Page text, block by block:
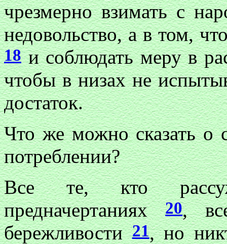
чрезмерно взимать с
недовольство, а в том,
18и соблюдать меру в
чтобы в низах не
достаток.
Что же можно сказать о
потреблении?
Все те, кто
предначертаниях20,
бережливости21, но